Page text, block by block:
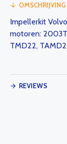
OMSCHRIJVING
Impellerkit
motoren:
TMD22,
REVIEWS